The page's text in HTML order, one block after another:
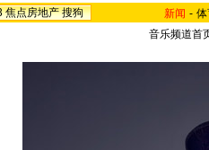
焦点房地产 搜狗 新闻 -
音乐频道首